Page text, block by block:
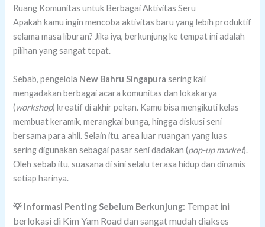
Ruang Komunitas untuk Berbagai Aktivitas Seru
Apakah kamu ingin mencoba aktivitas baru yang lebih produktif
selama masa liburan? Jika iya, berkunjung ke tempat ini adalah
pilihan yang sangat tepat.
Sebab, pengelola New Bahru Singapura sering kali
mengadakan berbagai acara komunitas dan lokakarya
(workshop) kreatif di akhir pekan. Kamu bisa mengikuti kelas
membuat keramik, merangkai bunga, hingga diskusi seni
bersama para ahli. Selain itu, area luar ruangan yang luas
sering digunakan sebagai pasar seni dadakan (pop-up market).
Oleh sebab itu, suasana di sini selalu terasa hidup dan dinamis
setiap harinya.
💡 Informasi Penting Sebelum Berkunjung: Tempat ini
berlokasi di Kim Yam Road dan sangat mudah diakses